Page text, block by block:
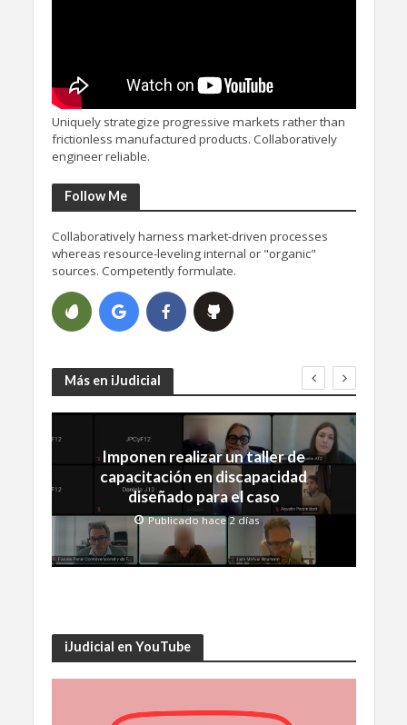
Uniquely strategize progressive markets rather than
frictionless manufactured products. Collaboratively
engineer reliable.
Follow Me
Collaboratively harness market-driven processes
whereas resource-leveling internal or "organic"
sources. Competently formulate.
Más en iJudicial
Imponen realizar un taller de
capacitación en discapacidad
diseñado para el caso
Publicado hace 2 días
iJudicial en YouTube